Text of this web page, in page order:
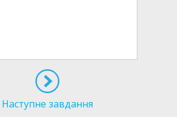
Наступне завдання